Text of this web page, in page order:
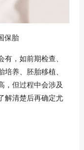
保胎
，如前期检查、
养、胚胎移植、
，但过程中会涉及
解清楚后再确定尤